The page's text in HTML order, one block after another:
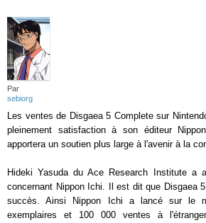
Par
sebiorg
Les ventes de Disgaea 5 Complete sur
pleinement satisfaction à son éditeur
apportera un soutien plus large à l'avenir à la
Hideki Yasuda du Ace Research Institute a
concernant Nippon Ichi. Il est dit que Disgaea
succès. Ainsi Nippon Ichi a lancé sur le
exemplaires et 100 000 ventes à